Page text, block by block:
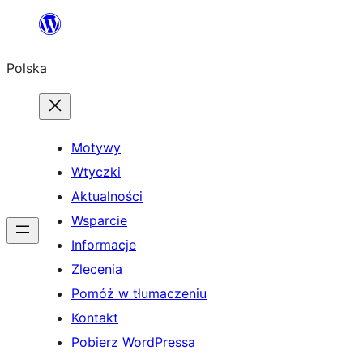
Przejdź
treści
Polska
Motywy
Wtyczki
Aktualności
Wsparcie
Informacje
Zlecenia
Pomóż w tłumaczeniu
Kontakt
Pobierz WordPressa